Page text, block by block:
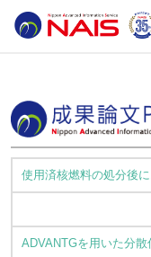
使用済核燃料の処分後
ADVANTGを用いた分